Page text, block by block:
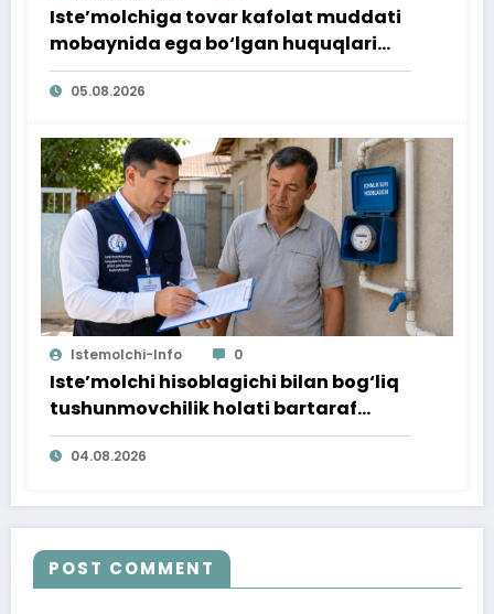
Iste’molchiga tovar kafolat muddati
mobaynida ega bo‘lgan huquqlari
ta’minlab berildi
05.08.2026
Istemolchi-Info 0
Iste’molchi hisoblagichi bilan bog‘liq
tushunmovchilik holati bartaraf
qilindi
04.08.2026
POST COMMENT